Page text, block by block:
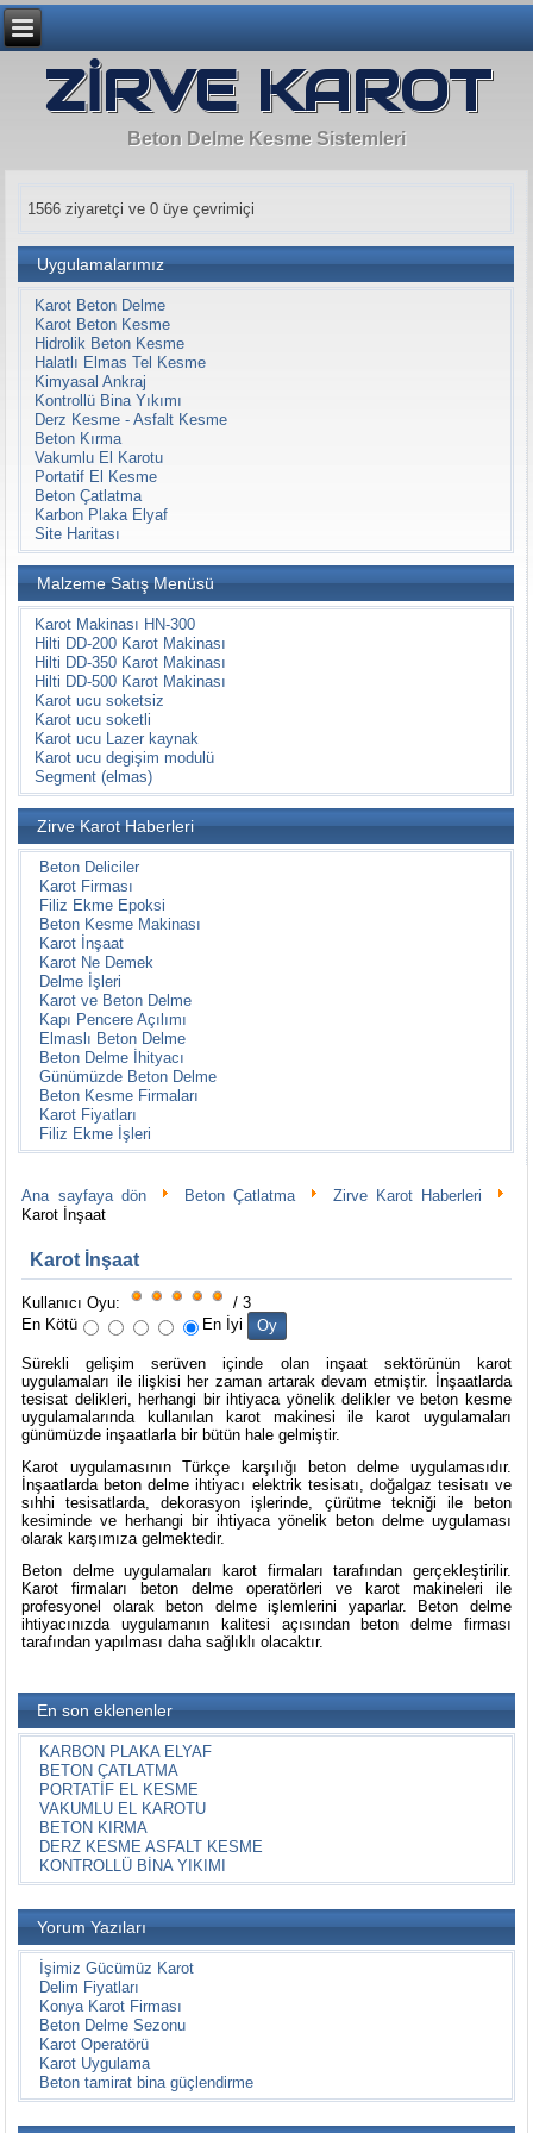
ZİRVE KAROT
Beton Delme Kesme Sistemleri
1566 ziyaretçi ve 0 üye çevrimiçi
Uygulamalarımız
Karot Beton Delme
Karot Beton Kesme
Hidrolik Beton Kesme
Halatlı Elmas Tel Kesme
Kimyasal Ankraj
Kontrollü Bina Yıkımı
Derz Kesme - Asfalt Kesme
Beton Kırma
Vakumlu El Karotu
Portatif El Kesme
Beton Çatlatma
Karbon Plaka Elyaf
Site Haritası
Malzeme Satış Menüsü
Karot Makinası HN-300
Hilti DD-200 Karot Makinası
Hilti DD-350 Karot Makinası
Hilti DD-500 Karot Makinası
Karot ucu soketsiz
Karot ucu soketli
Karot ucu Lazer kaynak
Karot ucu degişim modulü
Segment (elmas)
Zirve Karot Haberleri
Beton Deliciler
Karot Firması
Filiz Ekme Epoksi
Beton Kesme Makinası
Karot İnşaat
Karot Ne Demek
Delme İşleri
Karot ve Beton Delme
Kapı Pencere Açılımı
Elmaslı Beton Delme
Beton Delme İhityacı
Günümüzde Beton Delme
Beton Kesme Firmaları
Karot Fiyatları
Filiz Ekme İşleri
Ana sayfaya dön Beton Çatlatma
Zirve Karot Haberleri
Karot İnşaat
Karot İnşaat
Kullanıcı Oyu:
/ 3
En Kötü
En İyi
Sürekli gelişim serüven içinde olan inşaat sektörünün karot
uygulamaları ile ilişkisi her zaman artarak devam etmiştir. İnşaatlarda
tesisat delikleri, herhangi bir ihtiyaca yönelik delikler ve beton kesme
uygulamalarında kullanılan karot makinesi ile karot uygulamaları
günümüzde inşaatlarla bir bütün hale gelmiştir.
Karot uygulamasının Türkçe karşılığı beton delme uygulamasıdır.
İnşaatlarda beton delme ihtiyacı elektrik tesisatı, doğalgaz tesisatı ve
sıhhi tesisatlarda, dekorasyon işlerinde, çürütme tekniği ile beton
kesiminde ve herhangi bir ihtiyaca yönelik beton delme uygulaması
olarak karşımıza gelmektedir.
Beton delme uygulamaları karot firmaları tarafından gerçekleştirilir.
Karot firmaları beton delme operatörleri ve karot makineleri ile
profesyonel olarak beton delme işlemlerini yaparlar. Beton delme
ihtiyacınızda uygulamanın kalitesi açısından beton delme firması
tarafından yapılması daha sağlıklı olacaktır.
En son eklenenler
KARBON PLAKA ELYAF
BETON ÇATLATMA
PORTATİF EL KESME
VAKUMLU EL KAROTU
BETON KIRMA
DERZ KESME ASFALT KESME
KONTROLLÜ BİNA YIKIMI
Yorum Yazıları
İşimiz Gücümüz Karot
Delim Fiyatları
Konya Karot Firması
Beton Delme Sezonu
Karot Operatörü
Karot Uygulama
Beton tamirat bina güçlendirme